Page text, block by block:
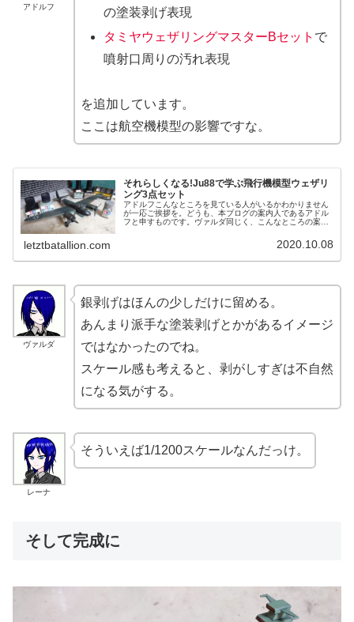
アドルフ
の塗装剥げ表現
タミヤウェザリングマスターBセット で
噴射口周りの汚れ表現
を追加しています。
ここは航空機模型の影響ですな。
それらしくなる!Ju88で学ぶ飛行機模型ウェザリ
ング3点セット
アドルフこんなところを見ている人がいるかわかりません
が一応ご挨拶を。どうも、本ブログの案内人であるアドル
フと申すものです。ヴァルダ同じく、こんなところの案内
letztbatallion.com 2020.10.08
ヴァルダ
銀剥げはほんの少しだけに留める。
あんまり派手な塗装剥げとかがあるイメージ
ではなかったのでね。
スケール感も考えると、剥がしすぎは不自然
になる気がする。
レーナ
そういえば1/1200スケールなんだっけ。
そして完成に